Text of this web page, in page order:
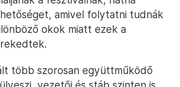
amivel folytatni tudnák
okok miatt ezek a
több szorosan együttműködő